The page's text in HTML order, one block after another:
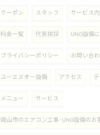
クーポン スタッフ サービス
料金一覧 代表挨拶 UNO設備
プライバシーポリシー お問い合
ユーエヌオー設備 アクセス
メニュー サービス
岡山市のエアコン工事･UNO設備のお